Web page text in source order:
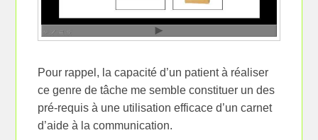
Pour rappel, la capacité d’un patient à réaliser
ce genre de tâche me semble constituer un des
pré-requis à une utilisation efficace d’un carnet
d’aide à la communication.